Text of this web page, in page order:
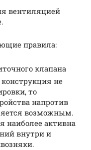
вентиляцией
правила:
клапана
конструкция не
то
напротив
возможным.
наиболее активна
внутри и